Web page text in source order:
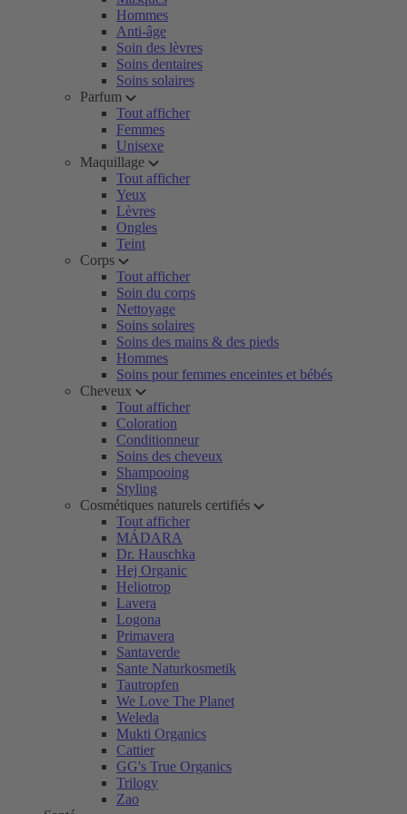
Hommes
Anti-âge
Soin des lèvres
Soins dentaires
Soins solaires
Parfum
Tout afficher
Femmes
Unisexe
Maquillage
Tout afficher
Yeux
Lèvres
Ongles
Teint
Corps
Tout afficher
Soin du corps
Nettoyage
Soins solaires
Soins des mains & des pieds
Hommes
Soins pour femmes enceintes et bébés
Cheveux
Tout afficher
Coloration
Conditionneur
Soins des cheveux
Shampooing
Styling
Cosmétiques naturels certifiés
Tout afficher
MÁDARA
Dr. Hauschka
Hej Organic
Heliotrop
Lavera
Logona
Primavera
Santaverde
Sante Naturkosmetik
Tautropfen
We Love The Planet
Weleda
Mukti Organics
Cattier
GG's True Organics
Trilogy
Zao